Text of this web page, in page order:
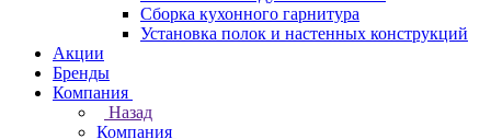
Сборка кухонного гарнитура
Установка полок и настенных конструкций
Акции
Бренды
Компания
Назад
Компания